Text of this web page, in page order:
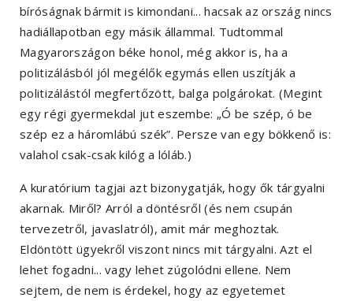
bíróságnak bármit is kimondani... hacsak az ország nincs
hadiállapotban egy másik állammal. Tudtommal
Magyarországon béke honol, még akkor is, ha a
politizálásból jól megélők egymás ellen uszítják a
politizálástól megfertőzött, balga polgárokat. (Megint
egy régi gyermekdal jut eszembe: „Ó be szép, ó be
szép ez a háromlábú szék”. Persze van egy bökkenő is:
valahol csak-csak kilóg a lóláb.)
A kuratórium tagjai azt bizonygatják, hogy ők tárgyalni
akarnak. Miről? Arról a döntésről (és nem csupán
tervezetről, javaslatról), amit már meghoztak.
Eldöntött ügyekről viszont nincs mit tárgyalni. Azt el
lehet fogadni... vagy lehet zúgolódni ellene. Nem
sejtem, de nem is érdekel, hogy az egyetemet